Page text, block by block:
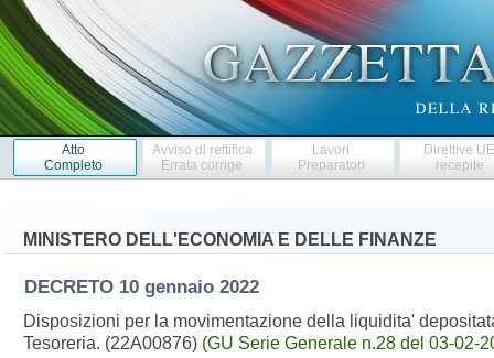
Atto
Completo
Avviso di rettifica
Errata corrige
Lavori
Preparatori
Direttive
recepite
MINISTERO DELL'ECONOMIA E DELLE FINANZE
DECRETO 10 gennaio 2022
Disposizioni per la movimentazione della liquidita'
Tesoreria. (22A00876) (GU Serie Generale n.28 del 03-02-